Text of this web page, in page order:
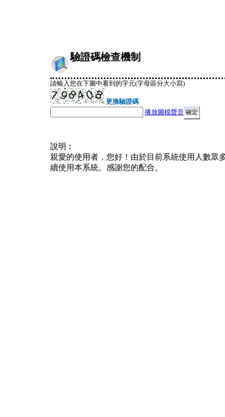
驗證碼檢查機制
請輸入您在下圖中看到的字元(字母區分大小寫)
更換驗證碼
播放圖檔聲音
說明︰
親愛的使用者，您好！由於目前系統使用人數眾
續使用本系統。感謝您的配合。